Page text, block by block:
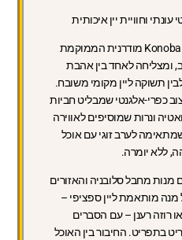
וחוויית יין איכותית
Time4Wine היא מסעדת Konoba מודרנית הממוקמת
ומצליחה לאחד בין אהבת
תשוקה ליין מקומי משובח.
כפרי-אלגנטי שמבליט חביות
ונרות שמוסיפים לאווירה
לערב זוגי עם אוכל
ללא יומרה.
מחבל סלובניה והאזורים
מנה מותאמת ליין ספציפי –
רוזה רענן – עם הסברים
בתפריט. החיבור בין האוכל